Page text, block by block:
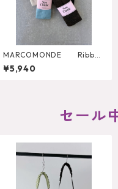
MARCOMONDE Ribbed
Tights
¥5,940
セール